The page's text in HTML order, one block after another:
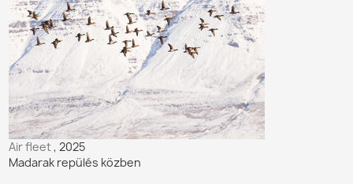
Air fleet, 2025
Madarak repülés közben